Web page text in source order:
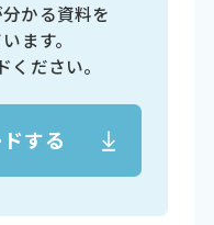
かる資料を
ます。
ださい。
する